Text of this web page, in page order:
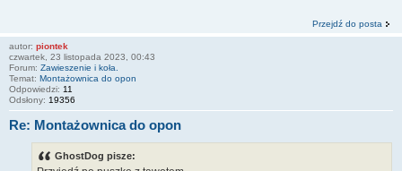
Przejdź do posta
autor: piontek
czwartek, 23 listopada 2023, 00:43
Forum: Zawieszenie i koła.
Temat: Montażownica do opon
Odpowiedzi: 11
Odsłony: 19356
Re: Montażownica do opon
GhostDog pisze: